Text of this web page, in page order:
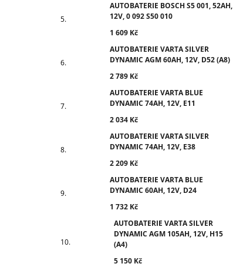
AUTOBATERIE BOSCH S5 001, 52AH,
12V, 0 092 S50 010
1 609 Kč
AUTOBATERIE VARTA SILVER
DYNAMIC AGM 60AH, 12V, D52 (A8)
2 789 Kč
AUTOBATERIE VARTA BLUE
DYNAMIC 74AH, 12V, E11
2 034 Kč
AUTOBATERIE VARTA SILVER
DYNAMIC 74AH, 12V, E38
2 209 Kč
AUTOBATERIE VARTA BLUE
DYNAMIC 60AH, 12V, D24
1 732 Kč
AUTOBATERIE VARTA SILVER
DYNAMIC AGM 105AH, 12V, H15
(A4)
5 150 Kč